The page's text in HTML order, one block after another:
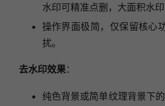
水印可精准点删，大面积水印
操作界面极简，仅保留核心
扰。
去水印效果：
纯色背景或简单纹理背景下